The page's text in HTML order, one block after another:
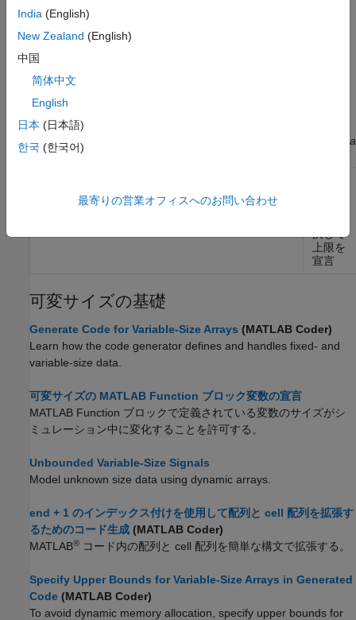
(R2024a
上限を
宣言
可変サイズの基礎
Generate Code for Variable-Size Arrays (MATLAB Coder)
Learn how the code generator defines and handles fixed- and
variable-size data.
可変サイズの MATLAB Function ブロック変数の宣言
MATLAB Function ブロックで定義されている変数のサイズがシ
ミュレーション中に変化することを許可する。
Unbounded Variable-Size Signals
Model unknown size data using dynamic arrays.
end + 1 のインデックス付けを使用して配列と cell 配列を拡張す
るためのコード生成 (MATLAB Coder)
MATLAB® コード内の配列と cell 配列を簡単な構文で拡張する。
Specify Upper Bounds for Variable-Size Arrays in Generated
Code (MATLAB Coder)
To avoid dynamic memory allocation, specify upper bounds for
India (English)
New Zealand (English)
中国
简体中文
English
日本 (日本語)
한국 (한국어)
最寄りの営業オフィスへのお問い合わせ